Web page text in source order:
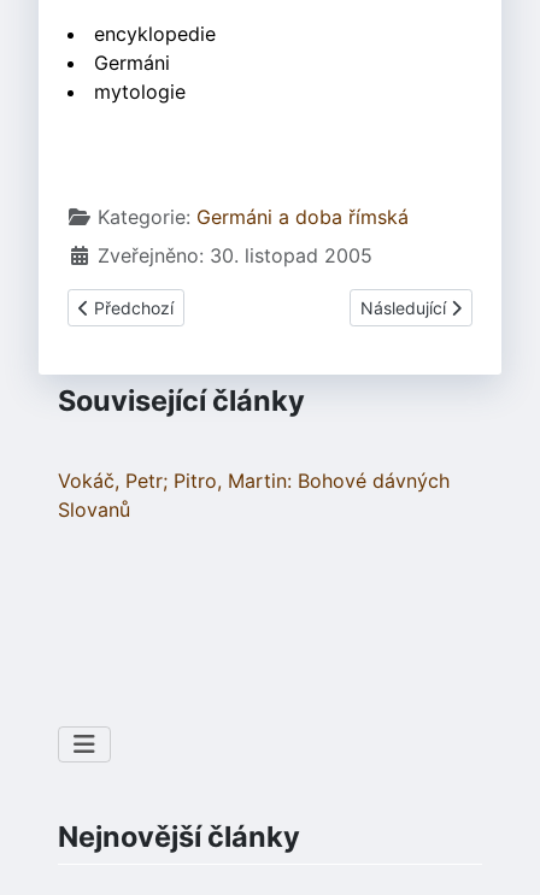
encyklopedie
Germáni
mytologie
Základní údaje
Kategorie: Germáni a doba římská
Zveřejněno: 30. listopad 2005
Předchozí článek: Kalweit, H.: Germánská kniha mrtvých
Předchozí Další článek: Košnar,
Následující
Související články
Vokáč, Petr; Pitro, Martin: Bohové dávných
Slovanů
Nejnovější články